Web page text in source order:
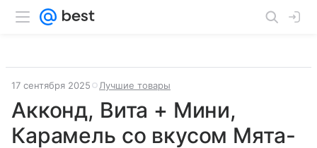
17 сентября 2025 Лучшие товары
Акконд, Вита + Мини,
Карамель со вкусом Мята-